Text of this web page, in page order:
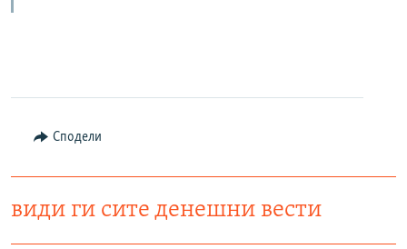
Сподели
види ги сите денешни вести